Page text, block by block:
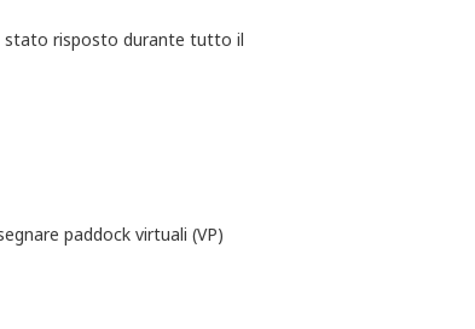
stato risposto durante tutto il
paddock virtuali (VP)